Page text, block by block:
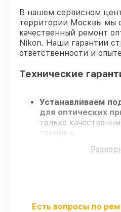
В нашем сервисном
территории Москвы мы
качественный ремонт
Nikon. Наши гарантии
ответственности и
Технические
Устанавливаем
для оптических
только
техники.
проходят строгий
Официальная
Есть вопросы по